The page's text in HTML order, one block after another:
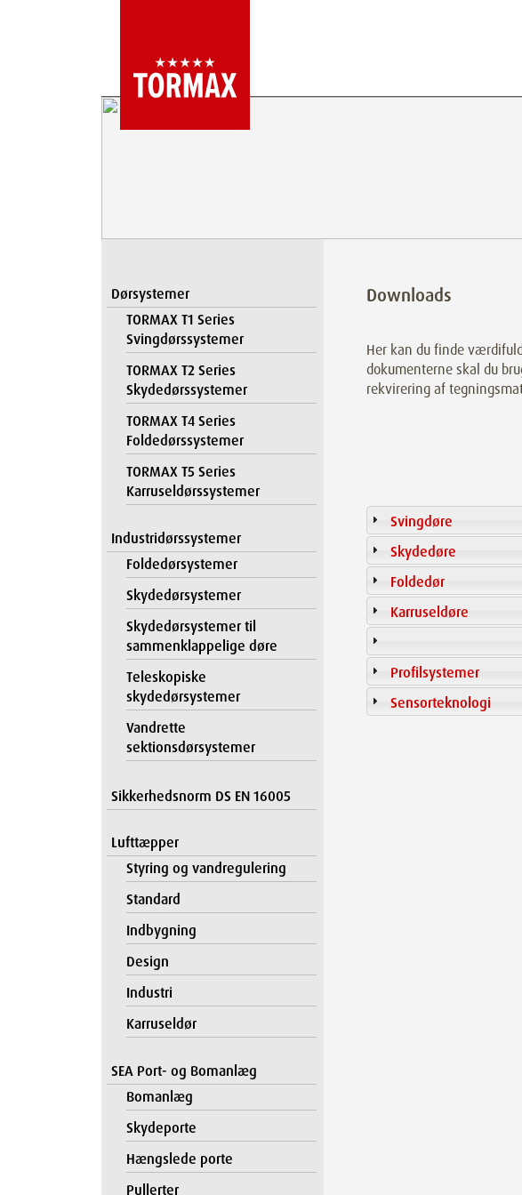
Dørsystemer
TORMAX T1 Series
Svingdørssystemer
TORMAX T2 Series
Skydedørssystemer
TORMAX T4 Series
Foldedørssystemer
TORMAX T5 Series
Karruseldørssystemer
Industridørssystemer
Foldedørsystemer
Skydedørsystemer
Skydedørsystemer til
sammenklappelige døre
Teleskopiske
skydedørsystemer
Vandrette
sektionsdørsystemer
Sikkerhedsnorm DS EN 16005
Lufttæpper
Styring og vandregulering
Standard
Indbygning
Design
Industri
Karruseldør
SEA Port- og Bomanlæg
Bomanlæg
Skydeporte
Hængslede porte
Pullerter
Downloads
Her kan du finde
dokumenterne skal du
rekvirering af
Svingdøre
Skydedøre
Foldedør
Karruseldøre
Profilsystemer
Sensorteknologi